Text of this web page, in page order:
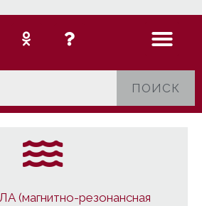
ПОИСК
(магнитно-резонансная